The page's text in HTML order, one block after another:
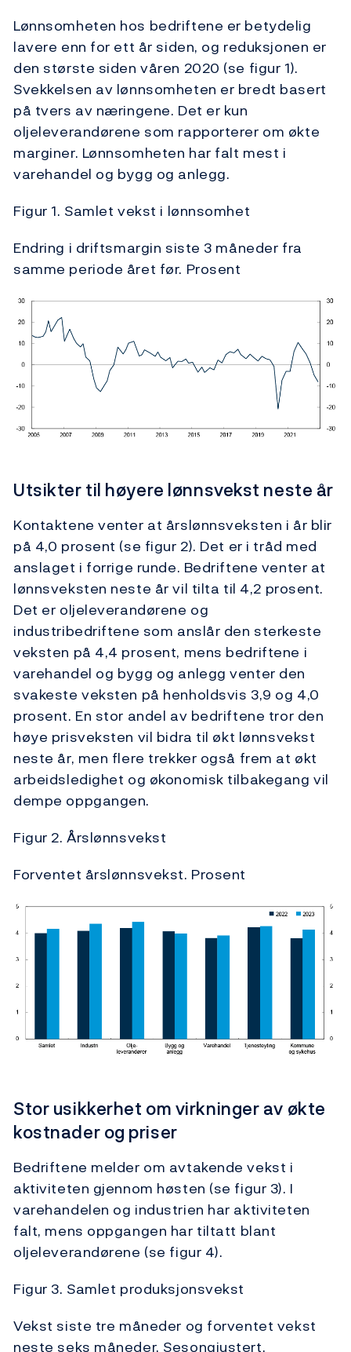
Lønnsomheten hos bedriftene er betydelig
lavere enn for ett år siden, og reduksjonen er
den største siden våren 2020 (se figur 1).
Svekkelsen av lønnsomheten er bredt basert
på tvers av næringene. Det er kun
oljeleverandørene som rapporterer om økte
marginer. Lønnsomheten har falt mest i
varehandel og bygg og anlegg.
Figur 1. Samlet vekst i lønnsomhet
Endring i driftsmargin siste 3 måneder fra
samme periode året før. Prosent
Utsikter til høyere lønnsvekst neste år
Kontaktene venter at årslønnsveksten i år blir
på 4,0 prosent (se figur 2). Det er i tråd med
anslaget i forrige runde. Bedriftene venter at
lønnsveksten neste år vil tilta til 4,2 prosent.
Det er oljeleverandørene og
industribedriftene som anslår den sterkeste
veksten på 4,4 prosent, mens bedriftene i
varehandel og bygg og anlegg venter den
svakeste veksten på henholdsvis 3,9 og 4,0
prosent. En stor andel av bedriftene tror den
høye prisveksten vil bidra til økt lønnsvekst
neste år, men flere trekker også frem at økt
arbeidsledighet og økonomisk tilbakegang vil
dempe oppgangen.
Figur 2. Årslønnsvekst
Forventet årslønnsvekst. Prosent
Stor usikkerhet om virkninger av økte
kostnader og priser
Bedriftene melder om avtakende vekst i
aktiviteten gjennom høsten (se figur 3). I
varehandelen og industrien har aktiviteten
falt, mens oppgangen har tiltatt blant
oljeleverandørene (se figur 4).
Figur 3. Samlet produksjonsvekst
Vekst siste tre måneder og forventet vekst
neste seks måneder. Sesongjustert.